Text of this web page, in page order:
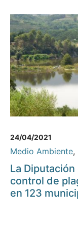
24/04/2021
Medio Ambiente,
La
control de
en 123